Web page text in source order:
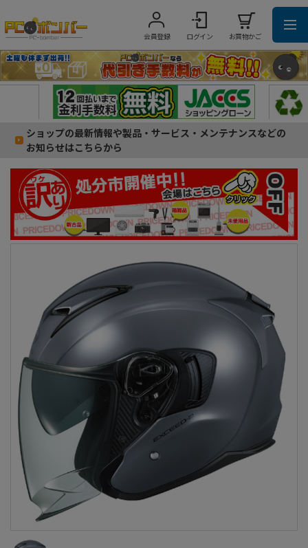
会員登録 ログイン お買物かご
ショップの最新情報や製品・サービス・メンテナンスなどの
お知らせはこちらから